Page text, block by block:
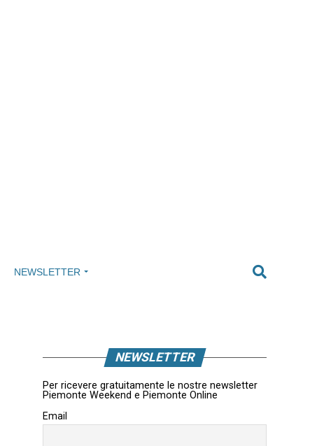
NEWSLETTER
NEWSLETTER
Per ricevere gratuitamente le nostre newsletter
Piemonte Weekend e Piemonte Online
Email